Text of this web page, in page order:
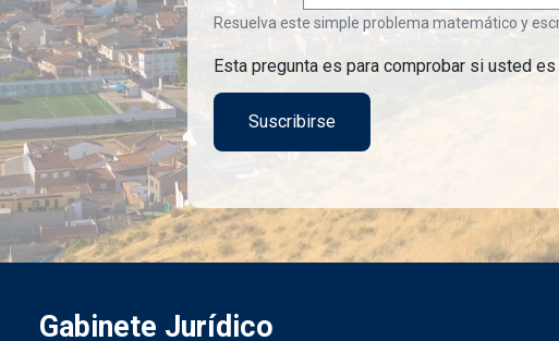
Resuelva este simple problema matemático y
Esta pregunta es para comprobar si usted
Gabinete Jurídico